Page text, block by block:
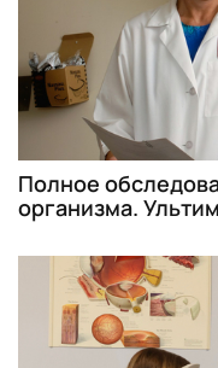
Полное
организма.